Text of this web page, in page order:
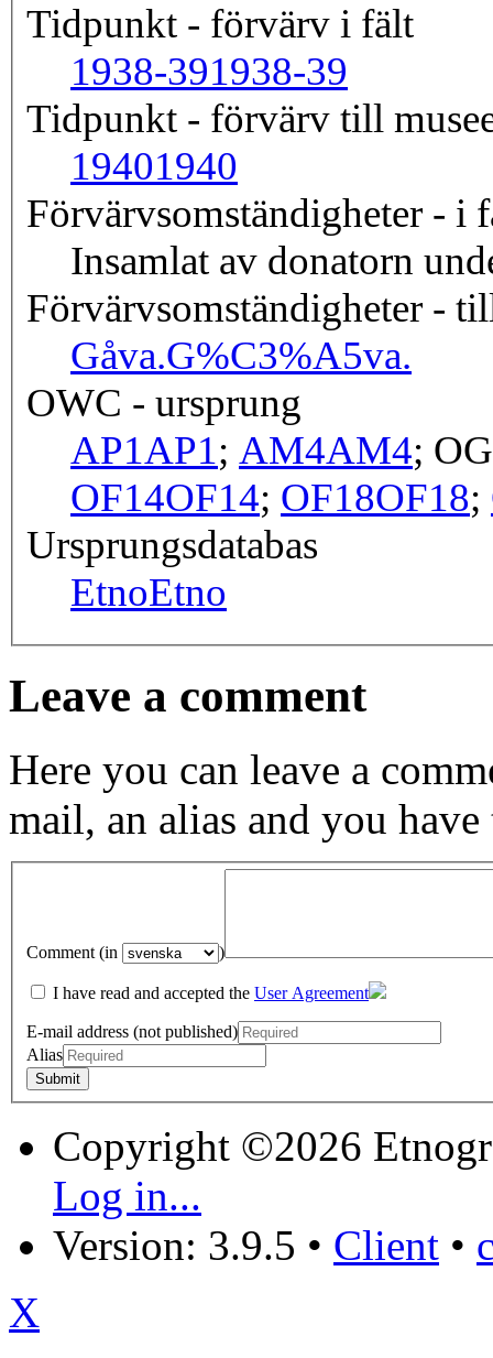
Tidpunkt - förvärv i fält
1938-391938-39
Tidpunkt - förvärv till
19401940
Förvärvsomständigheter - i
Insamlat av donatorn
Förvärvsomständigheter -
Gåva.G%C3%A5va.
OWC - ursprung
AP1AP1; AM4AM4;
OF14OF14; OF18OF18;
Ursprungsdatabas
EtnoEtno
Leave a comment
Here you can leave a
mail, an alias and you have
Comment (in )
I have read and accepted the User Agreement
E-mail address (not published)
Alias
Copyright ©2026
Log in...
Version: 3.9.5 • Client •
X